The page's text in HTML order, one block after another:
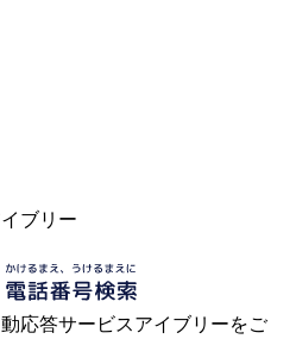
ブリー
応答サービスアイブリーをご